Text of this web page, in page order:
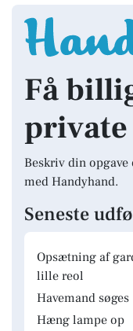
Få
Beskriv din
med Handyhand.
Seneste
Opsætning af
lille reol
Havemand søges
Hæng lampe op